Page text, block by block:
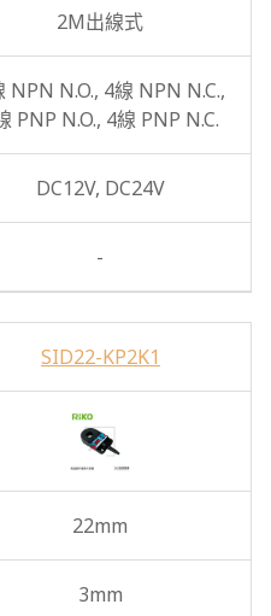
2M出線式
NPN N.O., 4線 NPN N.C.,
PNP N.O., 4線 PNP N.C.
DC12V, DC24V
-
SID22-KP2K1
22mm
3mm